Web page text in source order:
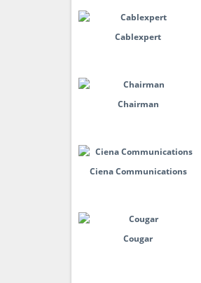
Cablexpert
Chairman
Ciena Communications
Cougar